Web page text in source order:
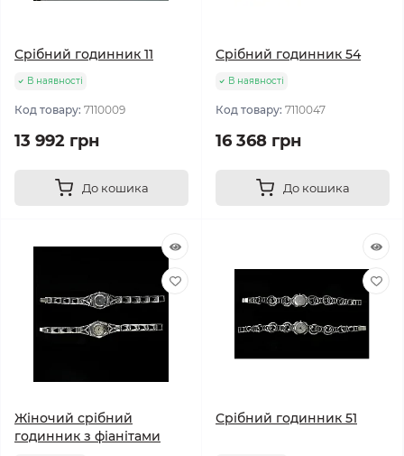
Срібний годинник 11
В наявності
Код товару: 7110009
13 992 грн
До кошика
Срібний годинник 54
В наявності
Код товару: 7110047
16 368 грн
До кошика
Жіночий срібний
годинник з фіанітами
Срібний годинник 51